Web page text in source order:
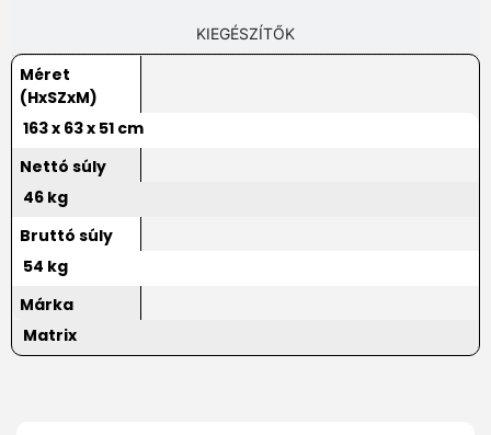
KIEGÉSZÍTŐK
Méret
(HxSZxM)
163 x 63 x 51 cm
Nettó súly
46 kg
Bruttó súly
54 kg
Márka
Matrix